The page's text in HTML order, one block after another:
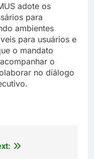
adote os
para
ambientes
para usuários e
o mandato
o
no diálogo